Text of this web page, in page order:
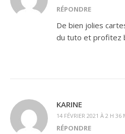
RÉPONDRE
De bien jolies
du tuto et profitez
KARINE
14 FÉVRIER 2021 À 2 H 36
RÉPONDRE